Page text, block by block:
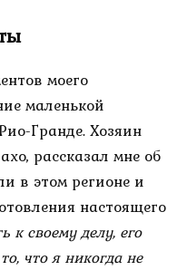
моего
маленькой
Гранде. Хозяин
рассказал мне об
в этом регионе и
настоящего
к своему делу, его
что я никогда не